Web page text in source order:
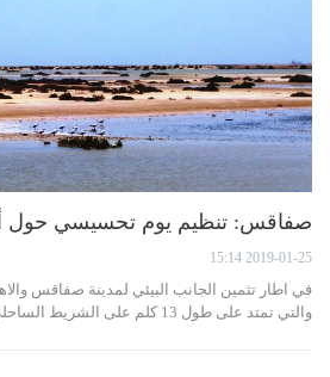
صفاقس: تنظيم يوم تحسيسي حول
2019-01-25 15:14
في اطار تثمين الجانب البيئي لمدينة صفاقس
والتي تمتد على طول 13 كلم على الشريط الساحلي…